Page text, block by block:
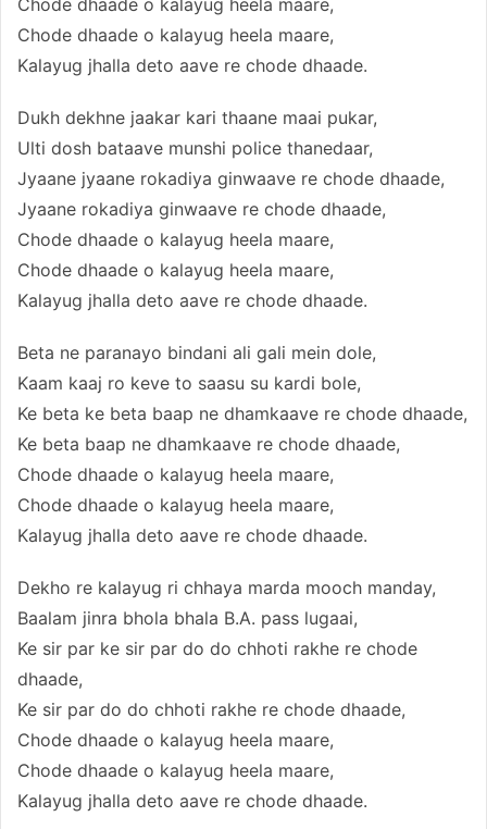
Chode dhaade o kalayug heela maare,
Kalayug jhalla deto aave re chode dhaade.
Dukh dekhne jaakar kari thaane maai pukar,
Ulti dosh bataave munshi police thanedaar,
Jyaane jyaane rokadiya ginwaave re chode dhaade,
Jyaane rokadiya ginwaave re chode dhaade,
Chode dhaade o kalayug heela maare,
Chode dhaade o kalayug heela maare,
Kalayug jhalla deto aave re chode dhaade.
Beta ne paranayo bindani ali gali mein dole,
Kaam kaaj ro keve to saasu su kardi bole,
Ke beta ke beta baap ne dhamkaave re chode dhaade,
Ke beta baap ne dhamkaave re chode dhaade,
Chode dhaade o kalayug heela maare,
Chode dhaade o kalayug heela maare,
Kalayug jhalla deto aave re chode dhaade.
Dekho re kalayug ri chhaya marda mooch manday,
Baalam jinra bhola bhala B.A. pass lugaai,
Ke sir par ke sir par do do chhoti rakhe re chode
dhaade,
Ke sir par do do chhoti rakhe re chode dhaade,
Chode dhaade o kalayug heela maare,
Chode dhaade o kalayug heela maare,
Kalayug jhalla deto aave re chode dhaade.